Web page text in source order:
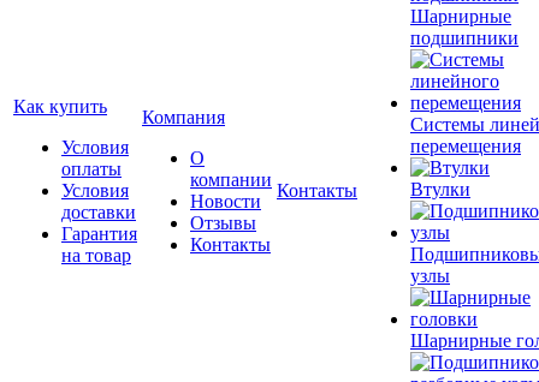
Как купить
Условия
оплаты
Условия
доставки
Гарантия
на товар
Компания
О
компании
Новости
Отзывы
Контакты
Контакты
Шарнирные
подшипники
Системы
перемещения
Втулки
узлы
Шарнирные